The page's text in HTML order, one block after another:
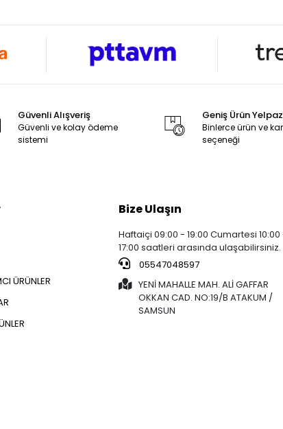
Güvenli Alışveriş
Güvenli ve kolay ödeme
sistemi
Geniş Ürün
Binlerce ürün ve
seçeneği
ÜRÜNLER
Bize Ulaşın
Haftaiçi 09:00 - 19:00 Cumartesi 10:00
17:00 saatleri arasında ulaşabilirsiniz.
05547048597
YENİ MAHALLE MAH. ALİ GAFFAR
OKKAN CAD. NO:19/B ATAKUM /
SAMSUN